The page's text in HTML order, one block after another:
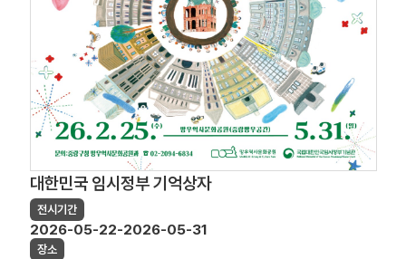
대한민국 임시정부 기억상자
전시기간
2026-05-22-2026-05-31
장소